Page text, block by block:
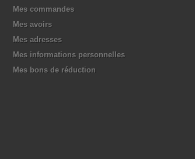
Mes commandes
Mes avoirs
Mes adresses
Mes informations personnelles
Mes bons de réduction